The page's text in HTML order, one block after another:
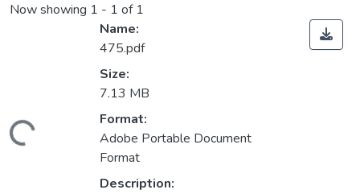
Now showing 1 - 1 of 1
Name:
475.pdf
Size:
7.13 MB
Format:
Adobe Portable Document
Format
Description: